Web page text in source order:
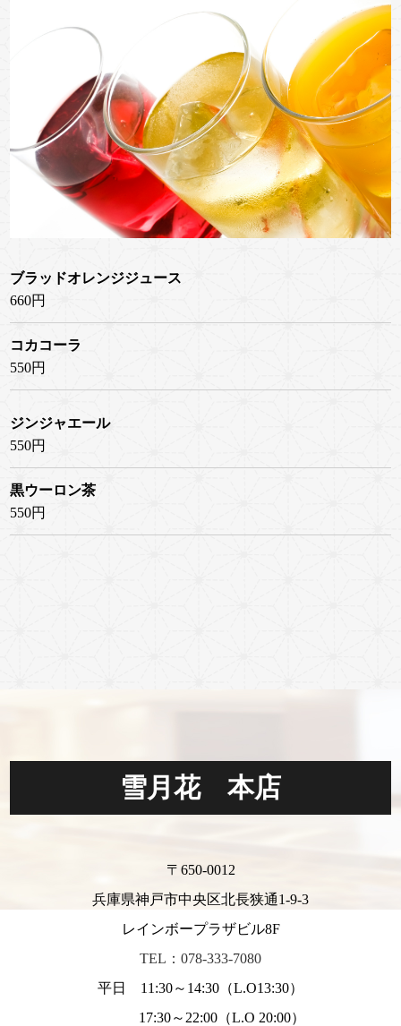
ブラッドオレンジジュース
660円
コカコーラ
550円
ジンジャエール
550円
黒ウーロン茶
550円
雪月花 本店
〒650-0012
兵庫県神戸市中央区北長狭通1-9-3
レインボープラザビル8F
TEL：078-333-7080
平日 11:30～14:30（L.O13:30）
17:30～22:00（L.O 20:00）